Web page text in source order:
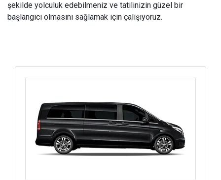
şekilde yolculuk edebilmeniz ve tatilinizin güzel bir
başlangıcı olmasını sağlamak için çalışıyoruz.